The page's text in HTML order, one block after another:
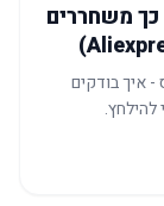
משחררים
איך בודקים